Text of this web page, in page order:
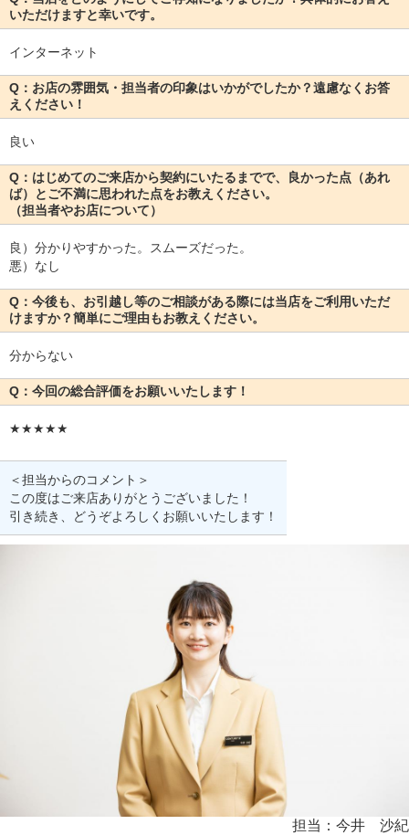
いただけますと幸いです。
インターネット
Q：お店の雰囲気・担当者の印象はいかがでしたか？遠慮なくお答
えください！
良い
Q：はじめてのご来店から契約にいたるまでで、良かった点（あれ
ば）とご不満に思われた点をお教えください。
（担当者やお店について）
良）分かりやすかった。スムーズだった。
悪）なし
Q：今後も、お引越し等のご相談がある際には当店をご利用いただ
けますか？簡単にご理由もお教えください。
分からない
Q：今回の総合評価をお願いいたします！
★★★★★
＜担当からのコメント＞
この度はご来店ありがとうございました！
引き続き、どうぞよろしくお願いいたします！
担当：今井 沙紀